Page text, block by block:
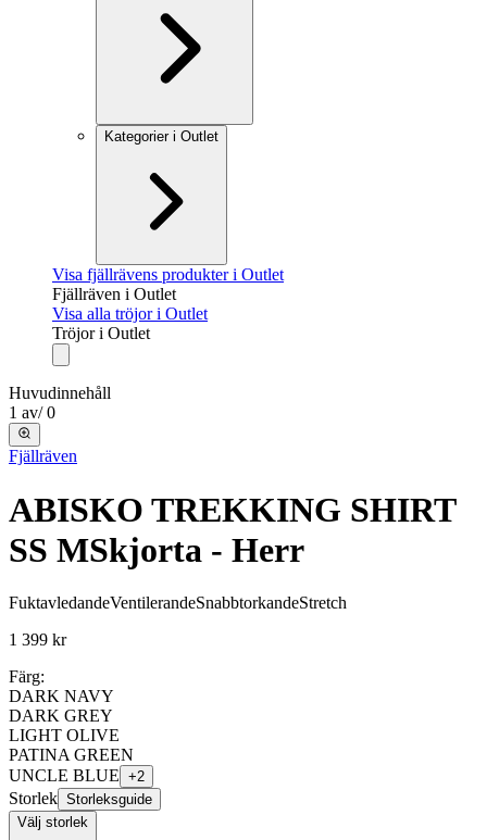
Kategorier i Outlet
Visa fjällrävens produkter i Outlet
Fjällräven i Outlet
Visa alla tröjor i Outlet
Tröjor i Outlet
Huvudinnehåll
1 av/ 0
Fjällräven
ABISKO TREKKING SHIRT
SS MSkjorta - Herr
FuktavledandeVentilerandeSnabbtorkandeStretch
1 399 kr
Färg:
DARK NAVY
DARK GREY
LIGHT OLIVE
PATINA GREEN
UNCLE BLUE +2
Storlek Storleksguide
Välj storlek